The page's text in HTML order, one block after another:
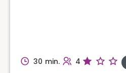
30 min. 4